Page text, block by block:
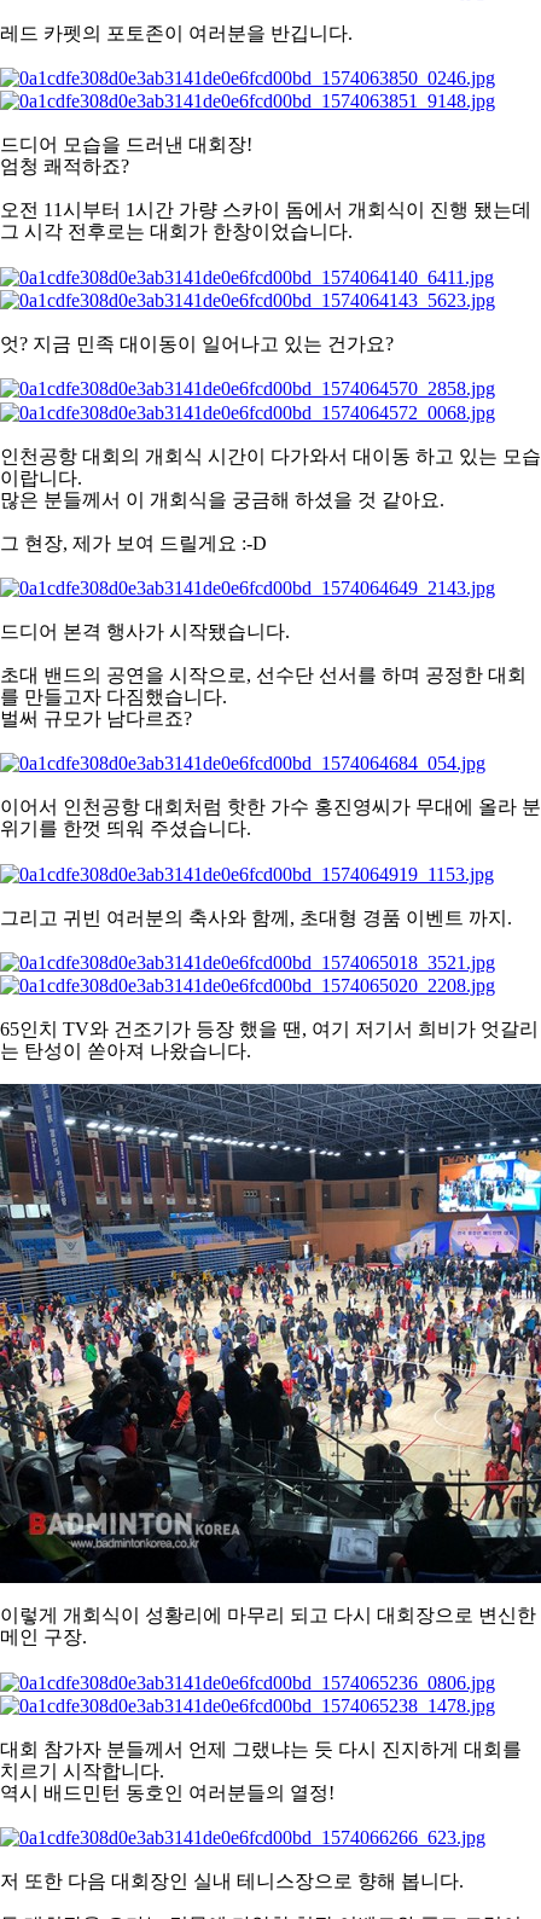
레드 카펫의 포토존이 여러분을 반깁니다.
드디어 모습을 드러낸 대회장!
엄청 쾌적하죠?
오전 11시부터 1시간 가량 스카이 돔에서 개회식이 진행 됐는데
그 시각 전후로는 대회가 한창이었습니다.
엇? 지금 민족 대이동이 일어나고 있는 건가요?
인천공항 대회의 개회식 시간이 다가와서 대이동 하고 있는 모습
이랍니다.
많은 분들께서 이 개회식을 궁금해 하셨을 것 같아요.
그 현장, 제가 보여 드릴게요 :-D
드디어 본격 행사가 시작됐습니다.
초대 밴드의 공연을 시작으로, 선수단 선서를 하며 공정한 대회
를 만들고자 다짐했습니다.
벌써 규모가 남다르죠?
이어서 인천공항 대회처럼 핫한 가수 홍진영씨가 무대에 올라 분
위기를 한껏 띄워 주셨습니다.
그리고 귀빈 여러분의 축사와 함께, 초대형 경품 이벤트 까지.
65인치 TV와 건조기가 등장 했을 땐, 여기 저기서 희비가 엇갈리
는 탄성이 쏟아져 나왔습니다.
이렇게 개회식이 성황리에 마무리 되고 다시 대회장으로 변신한
메인 구장.
대회 참가자 분들께서 언제 그랬냐는 듯 다시 진지하게 대회를
치르기 시작합니다.
역시 배드민턴 동호인 여러분들의 열정!
저 또한 다음 대회장인 실내 테니스장으로 향해 봅니다.